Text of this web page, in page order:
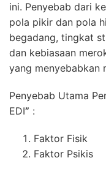
ini. Penyebab dari
pola pikir dan pola
begadang, tingkat
dan kebiasaan
yang menyebabkan
Penyebab Utama
EDI” :
Faktor Fisik
Faktor Psikis